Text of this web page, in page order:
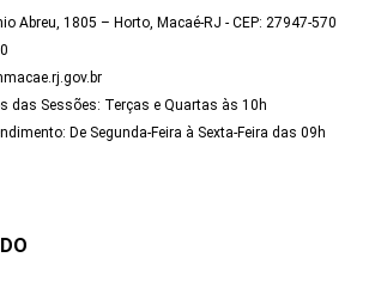
Abreu, 1805 – Horto, Macaé-RJ - CEP: 27947-570
das Sessões: Terças e Quartas às 10h
De Segunda-Feira à Sexta-Feira das 09h